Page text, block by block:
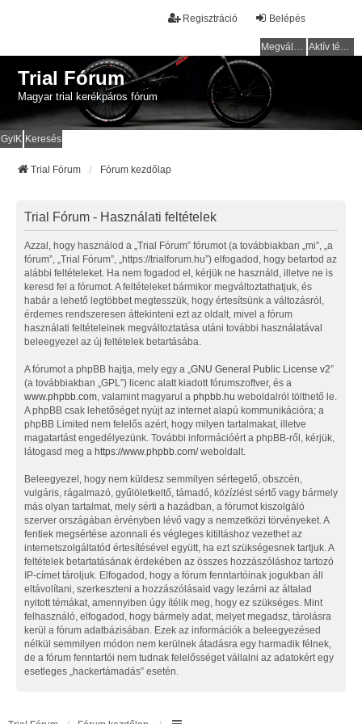
Belépés
Regisztráció
Megválaszolatlan témák Aktív témák
Trial Fórum
Magyar trial kerékpáros fórum
GyIK Keresés
Trial Fórum Fórum kezdőlap
Trial Fórum - Használati feltételek
Azzal, hogy használod a „Trial Fórum” fórumot (a továbbiakban „mi”, „a
fórum”, „Trial Fórum”, „https://trialforum.hu”) elfogadod, hogy betartod az
alábbi feltételeket. Ha nem fogadod el, kérjük ne használd, illetve ne is
keresd fel a fórumot. A feltételeket bármikor megváltoztathatjuk, és
habár a lehető legtöbbet megtesszük, hogy értesítsünk a változásról,
érdemes rendszeresen áttekinteni ezt az oldalt, mivel a fórum
használati feltételeinek megváltoztatása utáni további használatával
beleegyezel az új feltételek betartásába.
A fórumot a phpBB hajtja, mely egy a „ GNU General Public License v2”
(a továbbiakban „GPL”) licenc alatt kiadott fórumszoftver, és a
www.phpbb.com , valamint magyarul a phpbb.hu weboldalról tölthető le.
A phpBB csak lehetőséget nyújt az internet alapú kommunikációra; a
phpBB Limited nem felelős azért, hogy milyen tartalmakat, illetve
magatartást engedélyezünk. További információért a phpBB-ről, kérjük,
látogasd meg a https://www.phpbb.com/weboldalt.
Beleegyezel, hogy nem küldesz semmilyen sértegető, obszcén,
vulgáris, rágalmazó, gyűlöletkeltő, támadó, közízlést sértő vagy bármely
más olyan tartalmat, mely sérti a hazádban, a fórumot kiszolgáló
szerver országában érvényben lévő vagy a nemzetközi törvényeket. A
fentiek megsértése azonnali és végleges kitiltáshoz vezethet az
internetszolgáltatód értesítésével együtt, ha ezt szükségesnek tartjuk. A
feltételek betartatásának érdekében az összes hozzászóláshoz tartozó
IP-címet tároljuk. Elfogadod, hogy a fórum fenntartóinak jogukban áll
eltávolítani, szerkeszteni a hozzászólásaid vagy lezárni az általad
nyitott témákat, amennyiben úgy ítélik meg, hogy ez szükséges. Mint
felhasználó, elfogadod, hogy bármely adat, melyet megadsz, tárolásra
kerül a fórum adatbázisában. Ezek az információk a beleegyezésed
nélkül semmilyen módon nem kerülnek átadásra egy harmadik félnek,
de a fórum fenntartói nem tudnak felelősséget vállalni az adatokért egy
esetleges „hackertámadás” esetén.